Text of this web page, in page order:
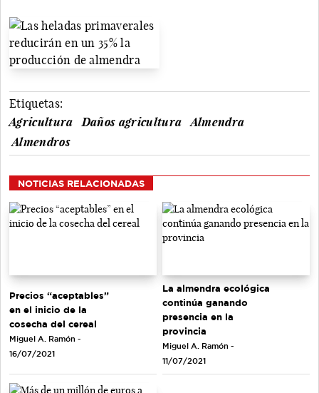
Etiquetas:
Agricultura
Daños agricultura
Almendra
Almendros
NOTICIAS RELACIONADAS
Precios “aceptables”
en el inicio de la
cosecha del cereal
Miguel A. Ramón -
16/07/2021
La almendra ecológica
continúa ganando
presencia en la
provincia
Miguel A. Ramón -
11/07/2021